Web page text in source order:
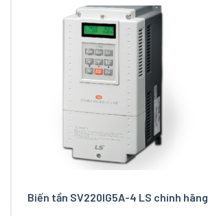
Biến tần SV220IG5A-4 LS chính hãng